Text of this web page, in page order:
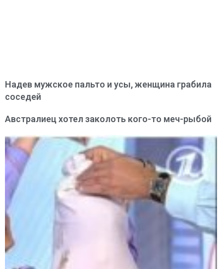
Надев мужское пальто и усы, женщина грабила
соседей
Австралиец хотел заколоть кого-то меч-рыбой